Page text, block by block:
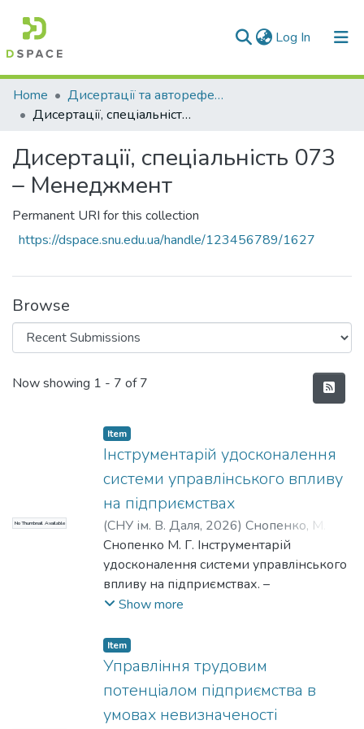
Log In (current)
Communities & Collections
All of DSpace
Statistics
Home
Дисертації та автореферати дисертацій
Дисертації, спеціальність 073 – Менеджмент
Дисертації, спеціальність 073
– Менеджмент
Permanent URI for this collection
https://dspace.snu.edu.ua/handle/123456789/1627
Browse
Recent Submissions
Now showing 1 - 7 of 7
No Thumbnail Available
Item
Інструментарій удосконалення
системи управлінського впливу
на підприємствах
(СНУ ім. В. Даля, 2026) Снопенко, М. Г.
Snopenko, M. H.
Снопенко М. Г. Інструментарій
удосконалення системи управлінського
впливу на підприємствах. –
Кваліфікаційна наукова праця на
здобуття наукового ступеня доктора
філософії за спеціальністю 073
«Менеджмент» – Східноукраїнський
національний університет імені
Володимира Даля, Київ, 2026. Роботу
Show more
Item
Управління трудовим
потенціалом підприємства в
умовах невизначеності